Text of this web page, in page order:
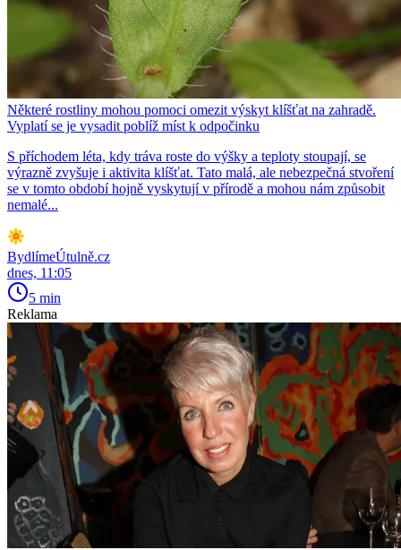
Některé rostliny mohou pomoci omezit výskyt klíšťat na zahradě.
Vyplatí se je vysadit poblíž míst k odpočinku
S příchodem léta, kdy tráva roste do výšky a teploty stoupají, se
výrazně zvyšuje i aktivita klíšťat. Tato malá, ale nebezpečná stvoření
se v tomto období hojně vyskytují v přírodě a mohou nám způsobit
nemalé...
BydlímeÚtulně.cz
dnes, 11:05
5 min
Reklama